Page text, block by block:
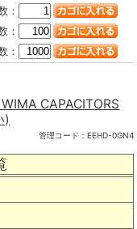
：
：
：
CAPACITORS
)
管理コード： EEHD-0GN4